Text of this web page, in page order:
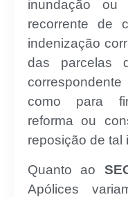
inundação ou
recorrente de
indenização
das parcelas
como para
reforma ou
reposição de tal
Quanto ao
Apólices